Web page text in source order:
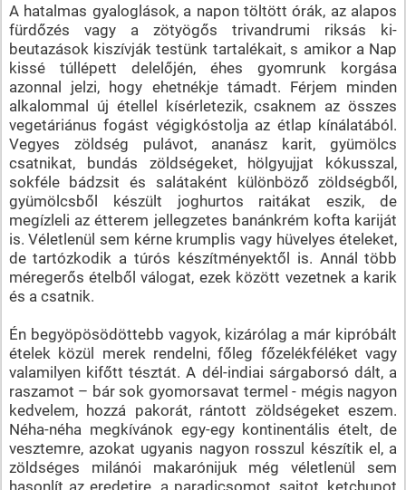
A hatalmas gyaloglások, a napon töltött órák, az alapos
fürdőzés vagy a zötyögős trivandrumi riksás ki-
beutazások kiszívják testünk tartalékait, s amikor a Nap
kissé túllépett delelőjén, éhes gyomrunk korgása
azonnal jelzi, hogy ehetnékje támadt. Férjem minden
alkalommal új étellel kísérletezik, csaknem az összes
vegetáriánus fogást végigkóstolja az étlap kínálatából.
Vegyes zöldség pulávot, ananász karit, gyümölcs
csatnikat, bundás zöldségeket, hölgyujjat kókusszal,
sokféle bádzsit és salátaként különböző zöldségből,
gyümölcsből készült joghurtos raitákat eszik, de
megízleli az étterem jellegzetes banánkrém kofta kariját
is. Véletlenül sem kérne krumplis vagy hüvelyes ételeket,
de tartózkodik a túrós készítményektől is. Annál több
méregerős ételből válogat, ezek között vezetnek a karik
és a csatnik.
Én begyöpösödöttebb vagyok, kizárólag a már kipróbált
ételek közül merek rendelni, főleg főzelékféléket vagy
valamilyen kifőtt tésztát. A dél-indiai sárgaborsó dált, a
raszamot – bár sok gyomorsavat termel - mégis nagyon
kedvelem, hozzá pakorát, rántott zöldségeket eszem.
Néha-néha megkívánok egy-egy kontinentális ételt, de
vesztemre, azokat ugyanis nagyon rosszul készítik el, a
zöldséges milánói makarónijuk még véletlenül sem
hasonlít az eredetire, a paradicsomot, sajtot, ketchupot